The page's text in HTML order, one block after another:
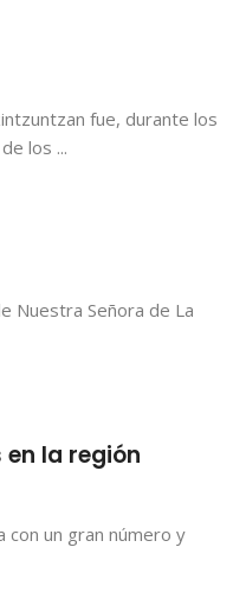
fue, durante los
los ...
Nuestra Señora de La
la región
con un gran número y